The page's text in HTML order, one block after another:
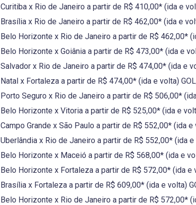
Curitiba x Rio de Janeiro a partir de R$ 410,00* (ida e
Brasília x Rio de Janeiro a partir de R$ 462,00* (ida e
Belo Horizonte x Rio de Janeiro a partir de R$ 462,00*
Belo Horizonte x Goiânia a partir de R$ 473,00* (ida e
Salvador x Rio de Janeiro a partir de R$ 474,00* (ida e
Natal x Fortaleza a partir de R$ 474,00* (ida e volta)
Porto Seguro x Rio de Janeiro a partir de R$ 506,00*
Belo Horizonte x Vitoria a partir de R$ 525,00* (ida e
Campo Grande x São Paulo a partir de R$ 552,00* (ida e
Uberlândia x Rio de Janeiro a partir de R$ 552,00* (ida e
Belo Horizonte x Maceió a partir de R$ 568,00* (ida e
Belo Horizonte x Fortaleza a partir de R$ 572,00* (ida e
Brasília x Fortaleza a partir de R$ 609,00* (ida e volta)
Belo Horizonte x Rio de Janeiro a partir de R$ 572,00*